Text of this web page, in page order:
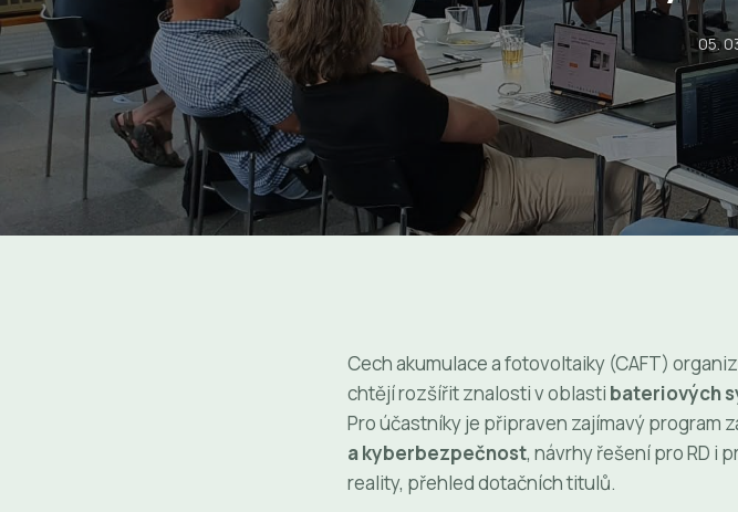
05.
Cech akumulace a fotovoltaiky (CAFT)
chtějí rozšířit znalosti v oblasti bateriových
Pro účastníky je připraven zajímavý program
a kyberbezpečnost, návrhy řešení pro RD i
reality, přehled dotačních titulů.